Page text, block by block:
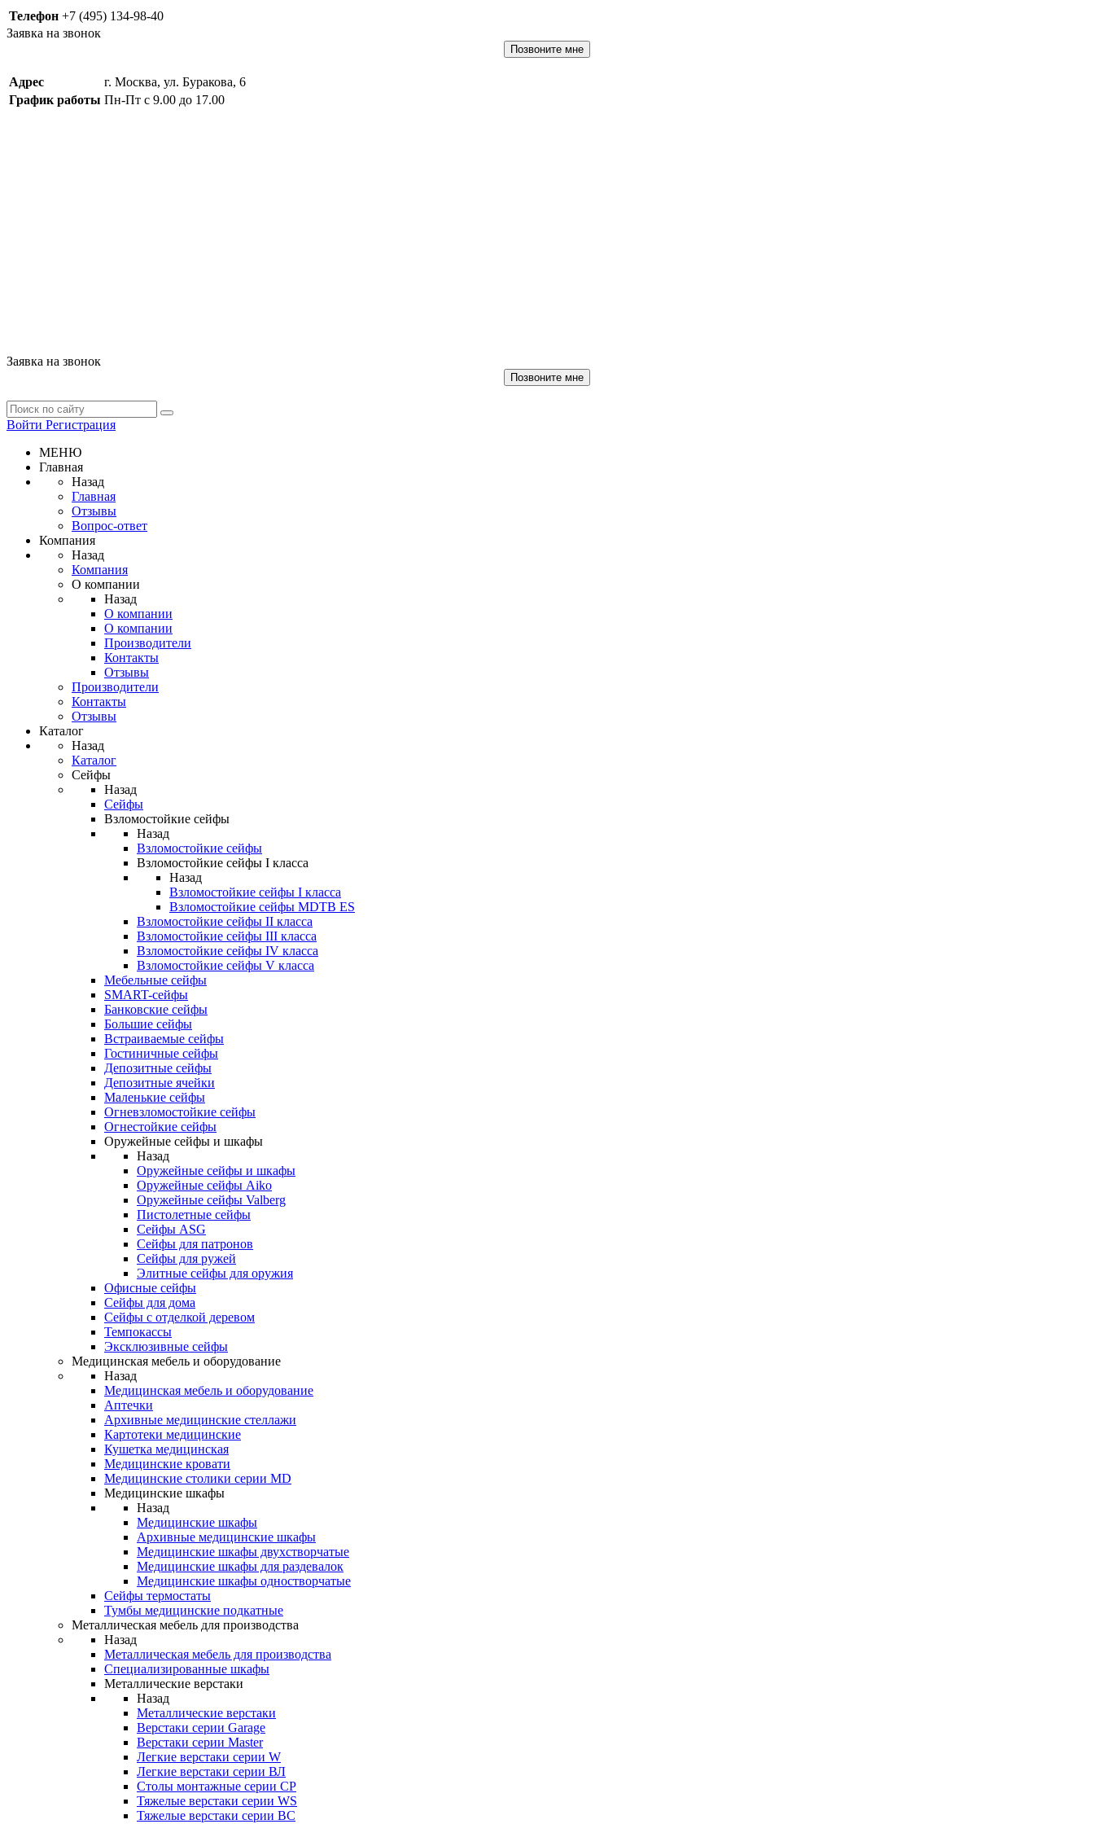
Телефон +7 (495) 134-98-40
Заявка на звонок
Позвоните мне
Адрес
г. Москва, ул. Буракова, 6
График работы Пн-Пт с 9.00 до 17.00
Заявка на звонок
Позвоните мне
Войти Регистрация
МЕНЮ
Главная
Назад
Главная
Отзывы
Вопрос-ответ
Компания
Назад
Компания
О компании
Назад
О компании
О компании
Производители
Контакты
Отзывы
Производители
Контакты
Отзывы
Каталог
Назад
Каталог
Сейфы
Назад
Сейфы
Взломостойкие сейфы
Назад
Взломостойкие сейфы
Взломостойкие сейфы I класса
Назад
Взломостойкие сейфы I класса
Взломостойкие сейфы MDTB ES
Взломостойкие сейфы II класса
Взломостойкие сейфы III класса
Взломостойкие сейфы IV класса
Взломостойкие сейфы V класса
Мебельные сейфы
SMART-сейфы
Банковские сейфы
Большие сейфы
Встраиваемые сейфы
Гостиничные сейфы
Депозитные сейфы
Депозитные ячейки
Маленькие сейфы
Огневзломостойкие сейфы
Огнестойкие сейфы
Оружейные сейфы и шкафы
Назад
Оружейные сейфы и шкафы
Оружейные сейфы Aiko
Оружейные сейфы Valberg
Пистолетные сейфы
Сейфы ASG
Сейфы для патронов
Сейфы для ружей
Элитные сейфы для оружия
Офисные сейфы
Сейфы для дома
Сейфы с отделкой деревом
Темпокассы
Эксклюзивные сейфы
Медицинская мебель и оборудование
Назад
Медицинская мебель и оборудование
Аптечки
Архивные медицинские стеллажи
Картотеки медицинские
Кушетка медицинская
Медицинские кровати
Медицинские столики серии MD
Медицинские шкафы
Назад
Медицинские шкафы
Архивные медицинские шкафы
Медицинские шкафы двухстворчатые
Медицинские шкафы для раздевалок
Медицинские шкафы одностворчатые
Сейфы термостаты
Тумбы медицинские подкатные
Металлическая мебель для производства
Назад
Металлическая мебель для производства
Cпециализированные шкафы
Металлические верстаки
Назад
Металлические верстаки
Верстаки серии Garage
Верстаки серии Master
Легкие верстаки серии W
Легкие верстаки серии ВЛ
Столы монтажные серии СР
Тяжелые верстаки серии WS
Тяжелые верстаки серии ВС